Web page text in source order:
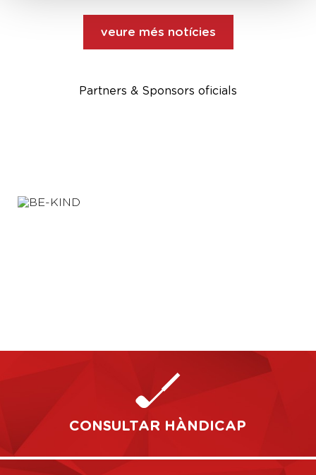
veure més notícies
Partners & Sponsors oficials
CONSULTAR HÀNDICAP